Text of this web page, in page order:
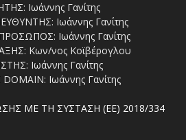
Ιωάννης Γανίτης
Ιωάννης Γανίτης
Ιωάννης Γανίτης
Κων/νος Κοϊβέρογλου
Ιωάννης Γανίτης
Ιωάννης Γανίτης
ΜΕ ΤΗ ΣΥΣΤΑΣΗ (ΕΕ) 2018/334